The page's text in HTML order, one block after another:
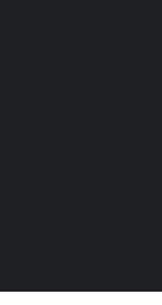
por la lucha
y